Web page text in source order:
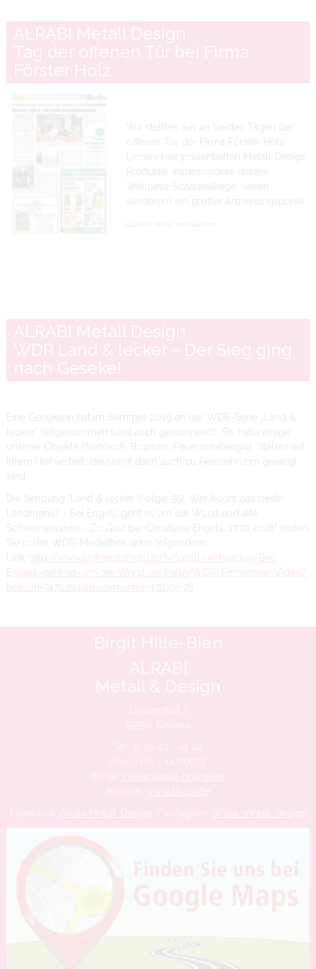
ALRABI Metall Design
Tag der offenen Tür bei Firma
Förster Holz
Wir stellten aus an beiden Tagen der
offenen Tür der Firma Förster Holz.
Unsere hier präsentierten Metall-Design
Produkte, insbesondere unsere
wiederum ein großer Anziehungspunkt.
(Quelle: Haus und Garten )
ALRABI Metall Design
WDR Land & lecker - Der Sieg ging
nach Geseke!
Eine Gesekerin hat im Sommer 2016 an der WDR-Serie „Land &
lecker“ teilgenommen (und auch gewonnen!!!). Sie hatte einige
unserer Objekte (Stehtisch, Brunnen, Feuerschalengrill, Stelen) auf
Ihrem Hof verteilt, die somit dann auch zu Fernsehruhm gelangt
Die Sendung "Land & lecker (Folge: 55), Wer kocht das beste
Landmenü? - Bei Engels geht es um die Wurst und alte
Schweinerassen - Zu Gast bei Christiane Engels, 17.10.2016" finden
Sie in der WDR-Mediathek unter folgendem
http://www.ardmediathek.de/tv/Land-und-lecker/Bei-
Engels-geht-es-um-die-Wurst-und-alte/WDR-Fernsehen/Video?
bcastId=7470294&documentId=47679678
info.alrabi@t-online.de
www.alrabi.de
Alrabi Metall-Design alrabi_metall_design